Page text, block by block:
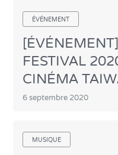
ÉVÉNEMENT
FESTIVAL
CINÉMA
6 septembre 2020
MUSIQUE